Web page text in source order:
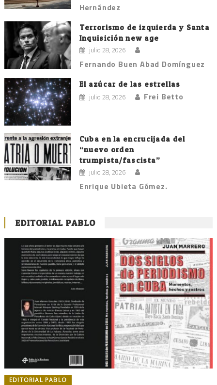
Hernández
Terrorismo de izquierda y Santa
Inquisición new age
julio 28, 2026
Fernando Buen Abad Domínguez
El azúcar de las estrellas
julio 28, 2026 Frei Betto
Cuba en la encrucijada del
“nuevo orden
trumpista/fascista”
julio 28, 2026
Enrique Ubieta Gómez.
EDITORIAL PABLO
EDITORIAL PABLO